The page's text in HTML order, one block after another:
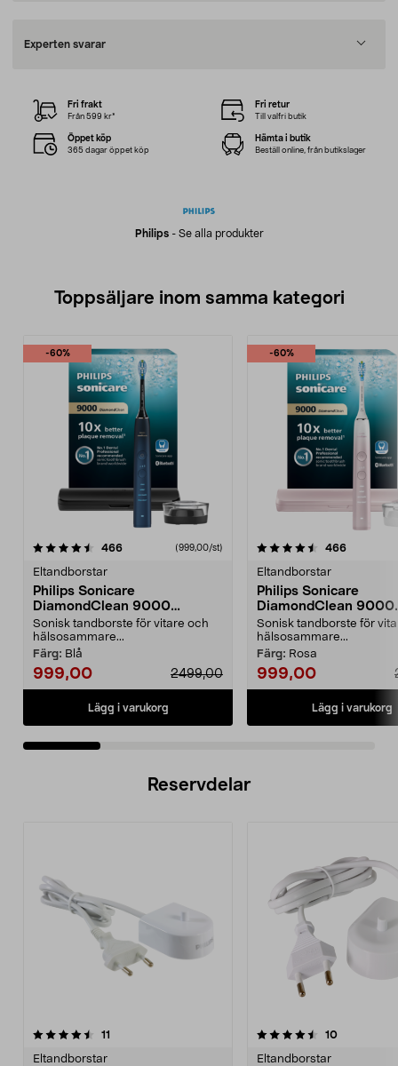
Experten svarar
Philips- Se alla produkter
Fri frakt
Från 599 kr*
Fri retur
Till valfri butik
Öppet köp
365 dagar öppet köp
Hämta i butik
Beställ online, från butikslager
Toppsäljare inom samma kategori
-60%
466recensioner(999,00/st)
Eltandborstar
Philips Sonicare
DiamondClean 9000
eltandborste, Special Edition
Sonisk tandborste för vitare och
hälsosammare...
Färg: Blå
999,00 2499,00
Lägg i varukorg
-60%
4.5 av 5 stjärnor 466
Eltandborstar
Philips Sonicare
DiamondClean 9000
eltandborste, Special
Sonisk tandborste för
hälsosammare...
Färg: Rosa
999,00
Lägg i varukorg
4.0 av 5 stjärnor
Reservdelar
11
Eltandborstar
4.5av 5 stjärnor 10recensioner
Eltandborstar